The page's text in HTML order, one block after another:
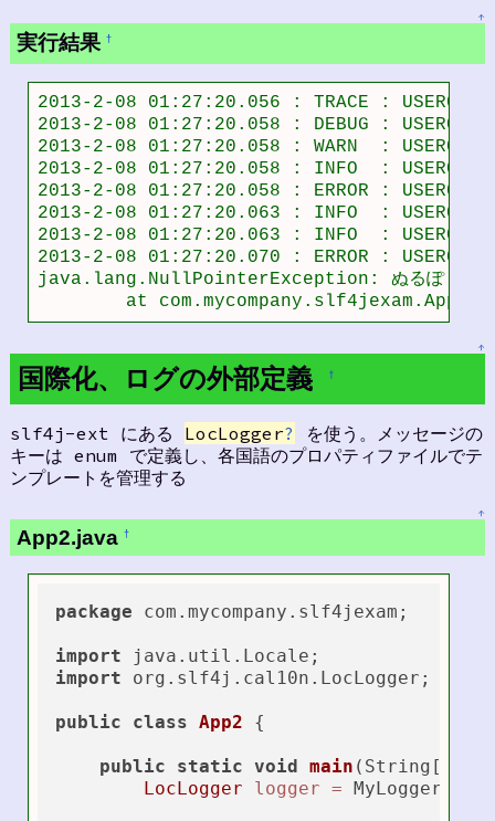
↑
実行結果 †
2013-2-08 01:27:20.056 : TRACE :
2013-2-08 01:27:20.058 : DEBUG :
2013-2-08 01:27:20.058 : WARN  :
2013-2-08 01:27:20.058 : INFO  :
2013-2-08 01:27:20.058 : ERROR :
2013-2-08 01:27:20.063 : INFO  :
2013-2-08 01:27:20.063 : INFO  :
2013-2-08 01:27:20.070 : ERROR : USER01234
java.lang.NullPointerException: ぬるぽ
at
↑
国際化、ログの外部定義 †
slf4j-ext にある LocLogger?
を使う。メッセージの
キーは enum で定義し、各国語のプロパティファイルでテ
ンプレートを管理する
↑
App2.java †
package com.mycompany.slf4jexam;
import
import org.slf4j.cal10n.LocLogger;
public class App2 {
public static void main (String[]
LocLogger
logger =